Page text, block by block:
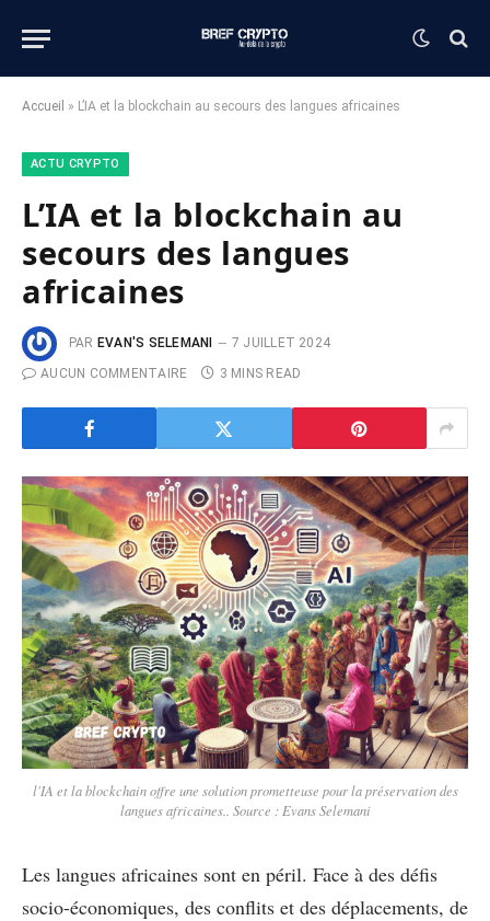
Accueil » L’IA et la blockchain au secours des langues africaines
ACTU CRYPTO
L’IA et la blockchain au
secours des langues
africaines
PAR EVAN'S SELEMANI
7 JUILLET 2024
AUCUN COMMENTAIRE
3 MINS READ
l'IA et la blockchain offre une solution prometteuse pour la préservation des
langues africaines.. Source : Evans Selemani
Les langues africaines sont en péril. Face à des défis
socio-économiques, des conflits et des déplacements, de